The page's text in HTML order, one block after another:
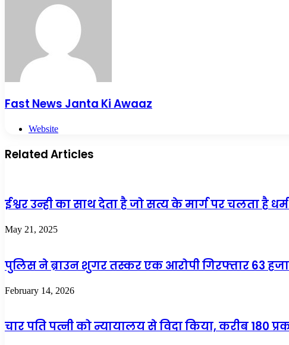
Fast News Janta Ki Awaaz
Website
Related Articles
ईश्वर उन्ही का साथ देता है जो सत्य के मार्ग पर चलता है
May 21, 2025
पुलिस ने ब्राउन शुगर तस्कर एक आरोपी गिरफ्तार 63
February 14, 2026
चार पति पत्नी को न्यायालय से विदा किया, करीब 180